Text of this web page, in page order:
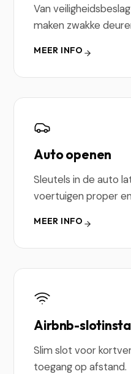
Van
maken zwakke
MEER INFO
Auto openen
Sleutels in de auto
voertuigen proper
MEER INFO
Airbnb-
Slim slot voor
toegang op afstand.